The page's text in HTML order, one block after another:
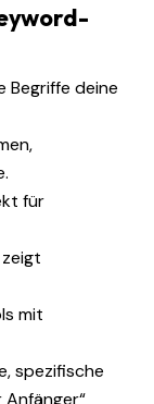
Begriffe deine
für
mit
spezifische
Anfänger“